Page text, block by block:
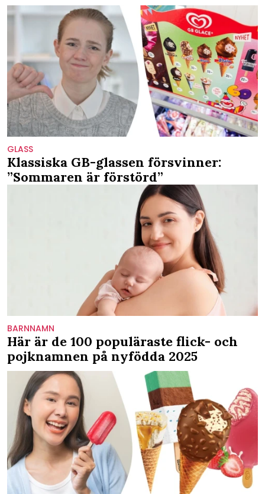
GLASS
Klassiska GB-glassen försvinner:
”Sommaren är förstörd”
BARNNAMN
Här är de 100 populäraste flick- och
pojknamnen på nyfödda 2025